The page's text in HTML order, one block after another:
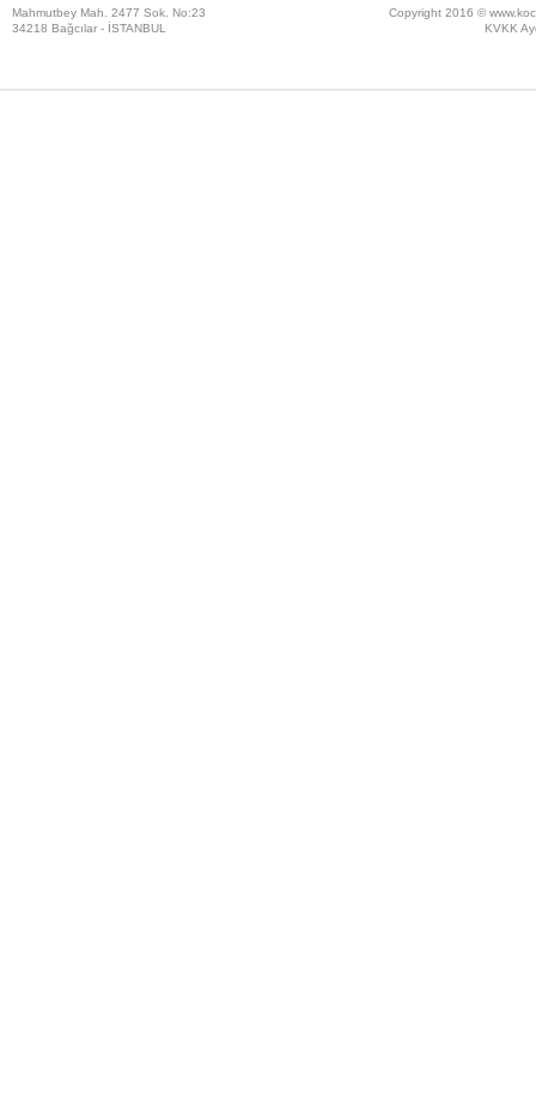
Mahmutbey Mah. 2477 Sok. No:23
34218 Bağcılar - İSTANBUL
Copyright 2016 ©
KVKK